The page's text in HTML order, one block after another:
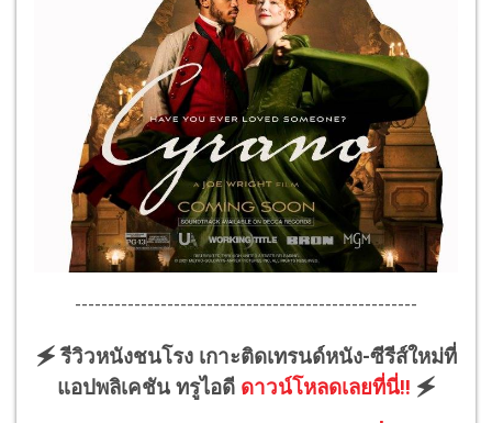
----------------------------------------------------
🗲 รีวิวหนังชนโรง เกาะติดเทรนด์หนัง-ซีรีส์ใหม่ที่
แอปพลิเคชัน ทรูไอดี ดาวน์โหลดเลยที่นี่!! 🗲